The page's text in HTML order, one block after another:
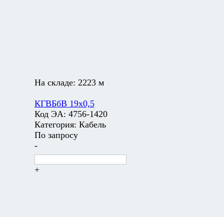
На складе: 2223 м
КГВБбВ 19х0,5
Код ЭА: 4756-1420
Категория: Кабель
По запросу
-
+